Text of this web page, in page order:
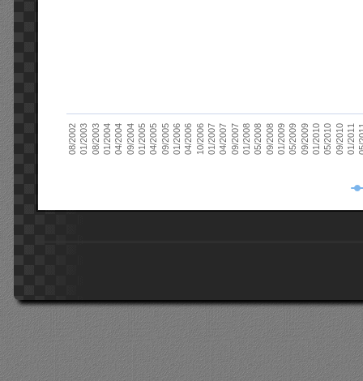
08/200201/200308/200301/200404/200409/200401/200504/200509/200501/200604/200610/200601/200704/200709/200701/200805/200809/200801/200905/200909/200901/201005/201009/201001/2011